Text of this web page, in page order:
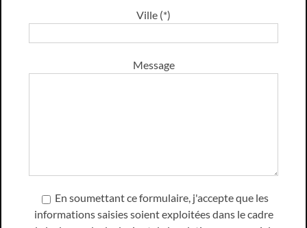
Ville (*)
Message
En soumettant ce formulaire, j'accepte que les
informations saisies soient exploitées dans le cadre